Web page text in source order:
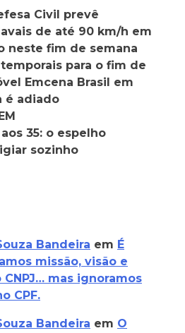
Civil prevê
de até 90 km/h em
neste fim de semana
para o fim de
Emcena Brasil em
é adiado
35: o espelho
sozinho
Bandeira em É
missão, visão e
mas ignoramos
CPF.
Bandeira em O